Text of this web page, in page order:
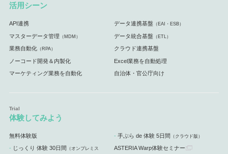
活用シーン
API連携 データ連携基盤 （EAI・ESB）
マスターデータ管理 （MDM） データ統合基盤 （ETL）
業務自動化（RPA） クラウド連携基盤
ノーコード開発＆内製化 Excel業務を自動処理
マーケティング業務を自動化 自治体・官公庁向け
体験してみよう
無料体験版 手ぶら de 体験 5日間 （クラウド版）
じっくり 体験 30日間 （オンプレミス ASTERIA Warp体験セミナー